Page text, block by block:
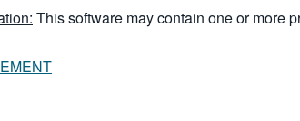
This software may contain one or more